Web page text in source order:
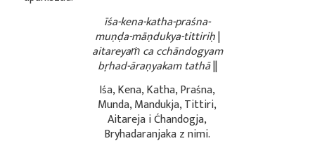
īśa-kena-katha-praśna-
muṇḍa-māṇdukya-tittiriḥ|
aitareyaṁ ca cchāndogyam
bṛhad-āraṇyakam tathā||
Iśa, Kena, Katha, Praśna,
Munda, Mandukja, Tittiri,
Aitareja i Ćhandogja,
Bryhadaranjaka z nimi.